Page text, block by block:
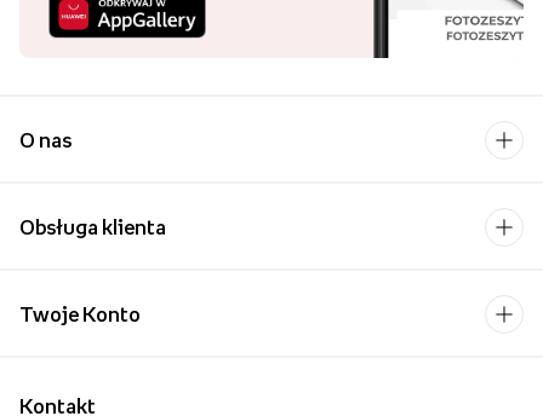
O nas
Obsługa klienta
Kontakt
Twoje Konto